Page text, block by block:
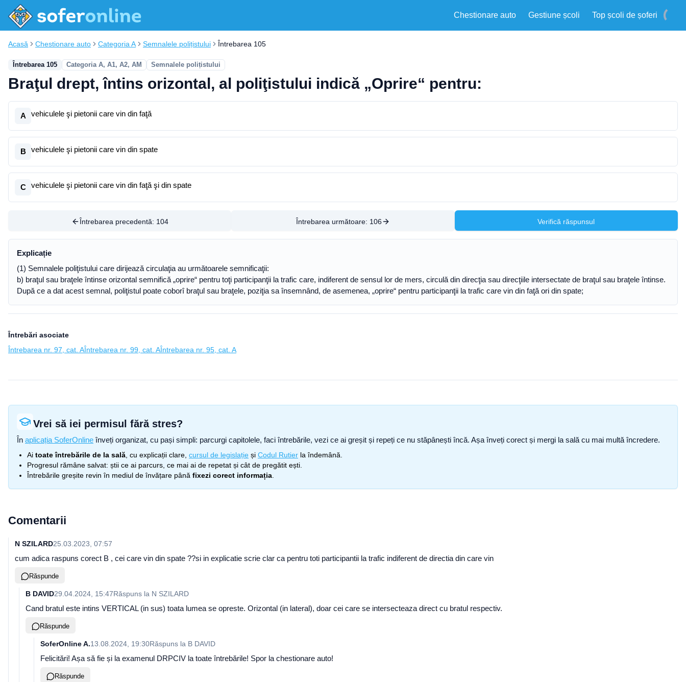
Chestionare auto Gestiune școli Top școli de șoferi
Acasă Chestionare auto Categoria A Semnalele polițistului Întrebarea 105
Întrebarea 105 Categoria A, A1, A2, AM Semnalele polițistului
Braţul drept, întins orizontal, al poliţistului indică „Oprire“ pentru:
A vehiculele şi pietonii care vin din faţă
B vehiculele şi pietonii care vin din spate
C vehiculele şi pietonii care vin din faţă şi din spate
Întrebarea precedentă: 104 Întrebarea următoare: 106 Verifică răspunsul
Explicație
(1) Semnalele poliţistului care dirijează circulaţia au următoarele semnificaţii:
b) braţul sau braţele întinse orizontal semnifică „oprire“ pentru toţi participanţii la trafic care, indiferent de sensul lor de mers, circulă din direcţia sau direcţiile intersectate de braţul sau braţele întinse.
După ce a dat acest semnal, poliţistul poate coborî braţul sau braţele, poziţia sa însemnând, de asemenea, „oprire“ pentru participanţii la trafic care vin din faţă ori din spate;
Întrebări asociate
Întrebarea nr. 97, cat. AÎntrebarea nr. 99, cat. AÎntrebarea nr. 95, cat. A
Vrei să iei permisul fără stres?
În aplicația SoferOnline înveți organizat, cu pași simpli: parcurgi capitolele, faci întrebările, vezi ce ai greșit și repeți ce nu stăpânești încă. Așa înveți corect și mergi la sală cu mai multă încredere.
Ai toate întrebările de la sală , cu explicații clare, cursul de legislație și Codul Rutier la îndemână.
Progresul rămâne salvat: știi ce ai parcurs, ce mai ai de repetat și cât de pregătit ești.
Întrebările greșite revin în mediul de învățare până fixezi corect informația
Comentarii
N SZILARD25.03.2023, 07:57
cum adica raspuns corect B , cei care vin din spate ??si in explicatie scrie clar ca pentru toti participantii la trafic indiferent de directia din care vin
Răspunde
B DAVID29.04.2024, 15:47Răspuns la N SZILARD
Cand bratul este intins VERTICAL (in sus) toata lumea se opreste. Orizontal (in lateral), doar cei care se intersecteaza direct cu bratul respectiv.
Răspunde
SoferOnline A.13.08.2024, 19:30Răspuns la B DAVID
Felicitări! Așa să fie și la examenul DRPCIV la toate întrebările! Spor la chestionare auto!
Răspunde